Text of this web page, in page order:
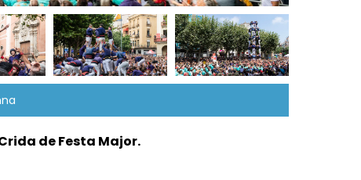
de Festa Major.